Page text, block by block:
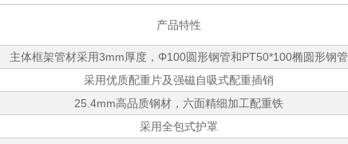
产品特性
主体框架管材采用3mm厚度，Φ100圆形钢管和PT50*100椭圆形钢管
采用优质配重片及强磁自吸式配重插销
25.4mm高品质钢材，六面精细加工配重铁
采用全包式护罩